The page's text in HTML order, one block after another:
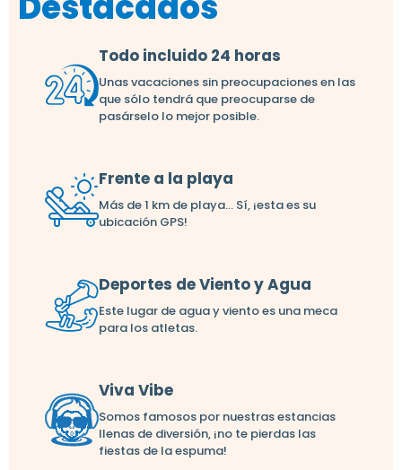
Todo incluido 24 horas
Unas vacaciones sin preocupaciones en las
que sólo tendrá que preocuparse de
pasárselo lo mejor posible.
Frente a la playa
Más de 1 km de playa... Sí, ¡esta es su
ubicación GPS!
Deportes de Viento y Agua
Este lugar de agua y viento es una meca
para los atletas.
Viva Vibe
Somos famosos por nuestras estancias
llenas de diversión, ¡no te pierdas las
fiestas de la espuma!